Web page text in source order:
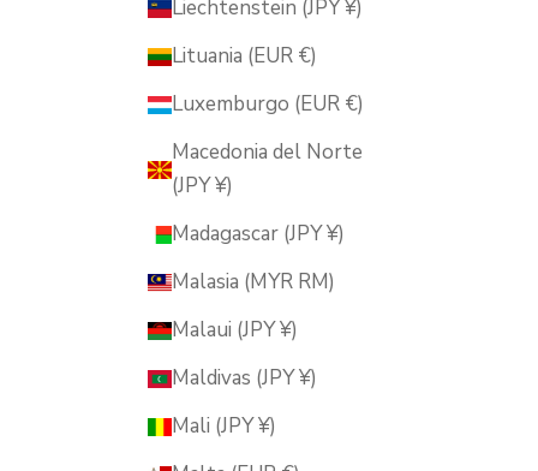
Liechtenstein (JPY ¥)
Lituania (EUR €)
Luxemburgo (EUR €)
Macedonia del Norte
(JPY ¥)
Madagascar (JPY ¥)
Malasia (MYR RM)
Malaui (JPY ¥)
Maldivas (JPY ¥)
Mali (JPY ¥)